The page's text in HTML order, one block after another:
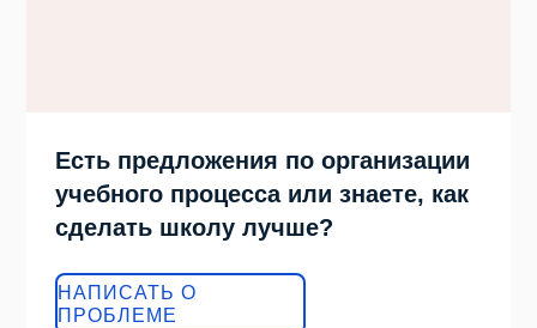
Есть предложения по организации
учебного процесса или знаете, как
сделать школу лучше?
НАПИСАТЬ О
ПРОБЛЕМЕ